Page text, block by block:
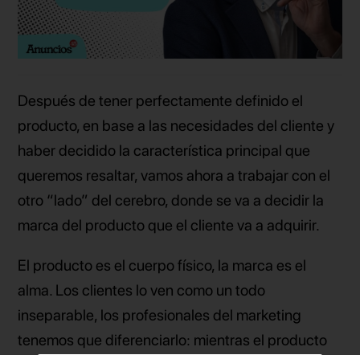
Después de tener perfectamente definido el
producto, en base a las necesidades del cliente y
haber decidido la característica principal que
queremos resaltar, vamos ahora a trabajar con el
otro “lado” del cerebro, donde se va a decidir la
marca del producto que el cliente va a adquirir.
El producto es el cuerpo físico, la marca es el
alma. Los clientes lo ven como un todo
inseparable, los profesionales del marketing
tenemos que diferenciarlo: mientras el producto